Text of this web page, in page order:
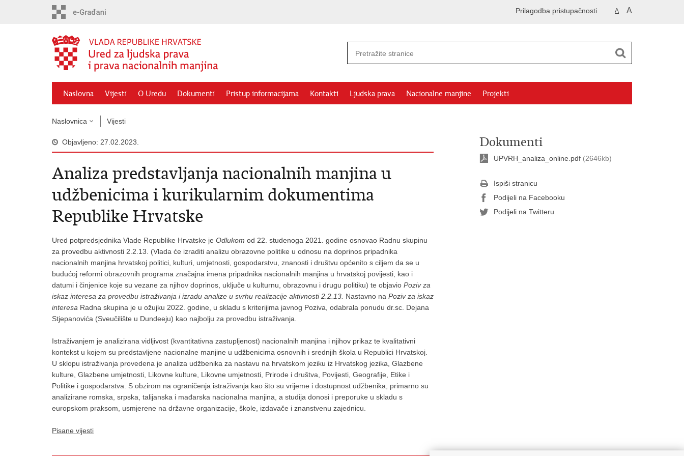
A A
Prilagodba pristupačnosti
Naslovna Vijesti O Uredu Dokumenti Pristup informacijama Kontakti Ljudska prava Nacionalne manjine Projekti
Naslovnica Vijesti
Objavljeno: 27.02.2023.
Analiza predstavljanja nacionalnih manjina u
udžbenicima i kurikularnim dokumentima
Republike Hrvatske
Ured potpredsjednika Vlade Republike Hrvatske je Odlukom od 22. studenoga 2021. godine osnovao Radnu skupinu
za provedbu aktivnosti 2.2.13. (Vlada će izraditi analizu obrazovne politike u odnosu na doprinos pripadnika
nacionalnih manjina hrvatskoj politici, kulturi, umjetnosti, gospodarstvu, znanosti i društvu općenito s ciljem da se u
budućoj reformi obrazovnih programa značajna imena pripadnika nacionalnih manjina u hrvatskoj povijesti, kao i
datumi i činjenice koje su vezane za njihov doprinos, uključe u kulturnu, obrazovnu i drugu politiku) te objavio Poziv za
iskaz interesa za provedbu istraživanja i izradu analize u svrhu realizacije aktivnosti 2.2.13. Nastavno na Poziv za iskaz
interesa Radna skupina je u ožujku 2022. godine, u skladu s kriterijima javnog Poziva, odabrala ponudu dr.sc. Dejana
Stjepanovića (Sveučilište u Dundeeju) kao najbolju za provedbu istraživanja.
Istraživanjem je analizirana vidljivost (kvantitativna zastupljenost) nacionalnih manjina i njihov prikaz te kvalitativni
kontekst u kojem su predstavljene nacionalne manjine u udžbenicima osnovnih i srednjih škola u Republici Hrvatskoj.
U sklopu istraživanja provedena je analiza udžbenika za nastavu na hrvatskom jeziku iz Hrvatskog jezika, Glazbene
kulture, Glazbene umjetnosti, Likovne kulture, Likovne umjetnosti, Prirode i društva, Povijesti, Geografije, Etike i
Politike i gospodarstva. S obzirom na ograničenja istraživanja kao što su vrijeme i dostupnost udžbenika, primarno su
analizirane romska, srpska, talijanska i mađarska nacionalna manjina, a studija donosi i preporuke u skladu s
europskom praksom, usmjerene na državne organizacije, škole, izdavače i znanstvenu zajednicu.
Pisane vijesti
Dokumenti
UPVRH_analiza_online.pdf (2646kb)
Ispiši stranicu
Podijeli na Facebooku
Podijeli na Twitteru